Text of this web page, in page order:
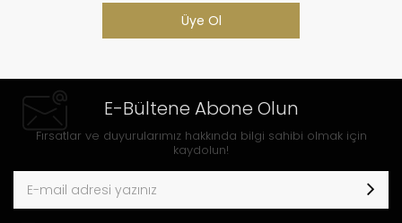
Üye Ol
E-Bültene Abone Olun
Fırsatlar ve duyurularımız hakkında bilgi sahibi olmak için
kaydolun!